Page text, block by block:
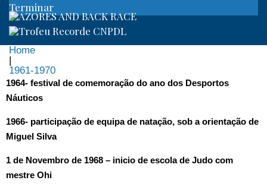
Terminar
Home
|
1961-1970
1961-
1970
1964- festival de comemoração do ano dos Desportos
Náuticos
1966- participação de equipa de natação, sob a orientação de
Miguel Silva
1 de Novembro de 1968 – inicio de escola de Judo com
mestre Ohi